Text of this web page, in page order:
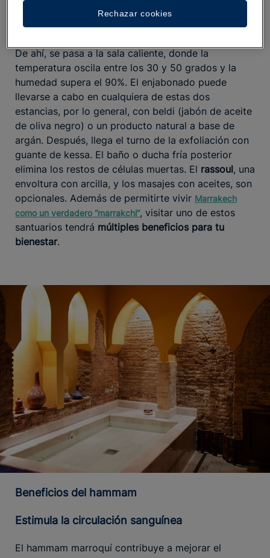
Desde tiempos ancestrales,manos expertas se
encargan de cada parte del proceso
, que comienza
De ahí, se pasa a la sala caliente, donde la
temperatura oscila entre los 30 y 50 grados y la
humedad supera el 90%. El enjabonado puede
llevarse a cabo en cualquiera de estas dos
estancias, por lo general, con beldi (jabón de aceite
de oliva negro) o un producto natural a base de
argán. Después, llega el turno de la exfoliación con
guante de kessa. El baño o ducha fría posterior
elimina los restos de células muertas. El rassoul, una
envoltura con arcilla, y los masajes con aceites, son
opcionales. Además de permitirte vivir Marrakech
como un verdadero “marrakchi”, visitar uno de estos
santuarios tendrá múltiples beneficios para tu
bienestar.
Beneficios del hammam
Estimula la circulación sanguínea
El hammam marroquí contribuye a mejorar el
Rechazar cookies